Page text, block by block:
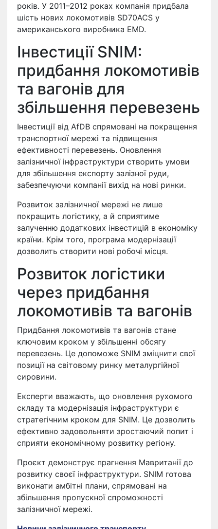
років. У 2011–2012 роках компанія придбала
шість нових локомотивів SD70ACS у
американського виробника EMD.
Інвестиції SNIM:
придбання локомотивів
та вагонів для
збільшення перевезень
Інвестиції від AfDB спрямовані на покращення
транспортної мережі та підвищення
ефективності перевезень. Оновлення
залізничної інфраструктури створить умови
для збільшення експорту залізної руди,
забезпечуючи компанії вихід на нові ринки.
Розвиток залізничної мережі не лише
покращить логістику, а й сприятиме
залученню додаткових інвестицій в економіку
країни. Крім того, програма модернізації
дозволить створити нові робочі місця.
Розвиток логістики
через придбання
локомотивів та вагонів
Придбання локомотивів та вагонів стане
ключовим кроком у збільшенні обсягу
перевезень. Це допоможе SNIM зміцнити свої
позиції на світовому ринку металургійної
сировини.
Експерти вважають, що оновлення рухомого
складу та модернізація інфраструктури є
стратегічним кроком для SNIM. Це дозволить
ефективно задовольняти зростаючий попит і
сприяти економічному розвитку регіону.
Проєкт демонструє прагнення Мавританії до
розвитку своєї інфраструктури. SNIM готова
виконати амбітні плани, спрямовані на
збільшення пропускної спроможності
залізничної мережі.